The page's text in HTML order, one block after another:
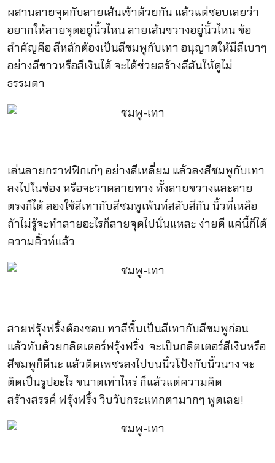
ผสานลายจุดกับลายเส้นเข้าด้วยกัน แล้วแต่ชอบเลยว่า
อยากให้ลายจุดอยู่นิ้วไหน ลายเส้นขวางอยู่นิ้วไหน ข้อ
สำคัญคือ สีหลักต้องเป็นสีชมพูกับเทา อนุญาตให้มีสีเบาๆ
อย่างสีขาวหรือสีเงินได้ จะได้ช่วยสร้างสีสันให้ดูไม่
ธรรมดา
เล่นลายกราฟฟิกเก๋ๆ อย่างสีเหลี่ยม แล้วลงสีชมพูกับเทา
ลงไปในช่อง หรือจะวาดลายทาง ทั้งลายขวางและลาย
ตรงก็ได้ ลองใช้สีเทากับสีชมพูเพ้นท์สลับสีกัน นิ้วที่เหลือ
ถ้าไม่รู้จะทำลายอะไรก็ลายจุดไปนั่นแหละ ง่ายดี แค่นี้ก็ได้
ความคิ้วท์แล้ว
สายฟรุ้งฟริ้งต้องชอบ ทาสีพื้นเป็นสีเทากับสีชมพูก่อน
แล้วทับด้วยกลิตเตอร์ฟรุ้งฟริ้ง จะเป็นกลิตเตอร์สีเงินหรือ
สีชมพูก็ดีนะ แล้วติดเพชรลงไปบนนิ้วโป้งกับนิ้วนาง จะ
ติดเป็นรูปอะไร ขนาดเท่าไหร่ ก็แล้วแต่ความคิด
สร้างสรรค์ ฟรุ้งฟริ้ง วิบวับกระแทกตามากๆ พูดเลย!